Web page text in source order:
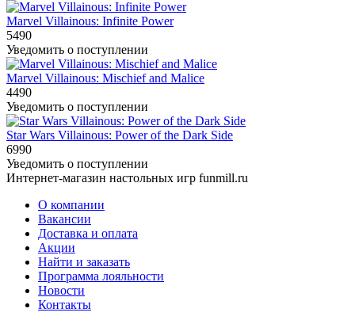
Marvel Villainous: Infinite Power
5490
Уведомить о поступлении
Marvel Villainous: Mischief and Malice
4490
Уведомить о поступлении
Star Wars Villainous: Power of the Dark Side
6990
Уведомить о поступлении
Интернет-магазин настольных игр funmill.ru
О компании
Вакансии
Доставка и оплата
Акции
Найти и заказать
Программа лояльности
Новости
Контакты